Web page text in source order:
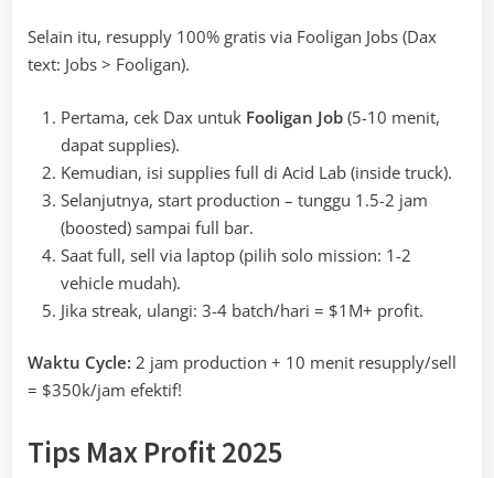
Selain itu, resupply 100% gratis via Fooligan Jobs (Dax
text: Jobs > Fooligan).
Pertama, cek Dax untuk Fooligan Job (5-10 menit,
dapat supplies).
Kemudian, isi supplies full di Acid Lab (inside truck).
Selanjutnya, start production – tunggu 1.5-2 jam
(boosted) sampai full bar.
Saat full, sell via laptop (pilih solo mission: 1-2
vehicle mudah).
Jika streak, ulangi: 3-4 batch/hari = $1M+ profit.
Waktu Cycle: 2 jam production + 10 menit resupply/sell
= $350k/jam efektif!
Tips Max Profit 2025